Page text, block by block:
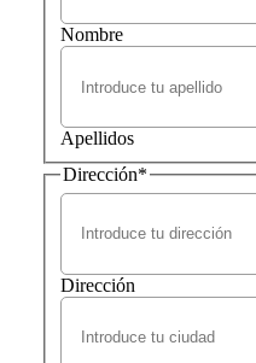
Nombre
Apellidos
Dirección*
Dirección